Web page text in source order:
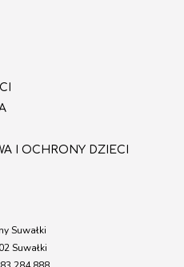
I OCHRONY DZIECI
Suwałki
Suwałki